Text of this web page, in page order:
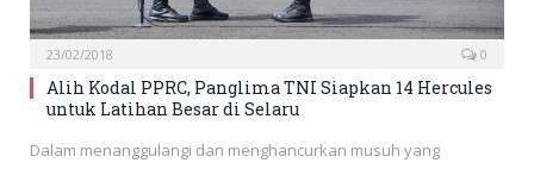
23/02/2018 0
Alih Kodal PPRC, Panglima TNI Siapkan 14 Hercules
untuk Latihan Besar di Selaru
Dalam menanggulangi dan menghancurkan musuh yang